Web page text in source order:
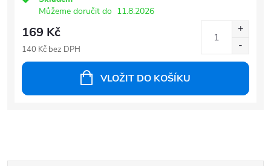
Můžeme doručit do 11.8.2026
169 Kč
140 Kč bez DPH
VLOŽIT DO KOŠÍKU